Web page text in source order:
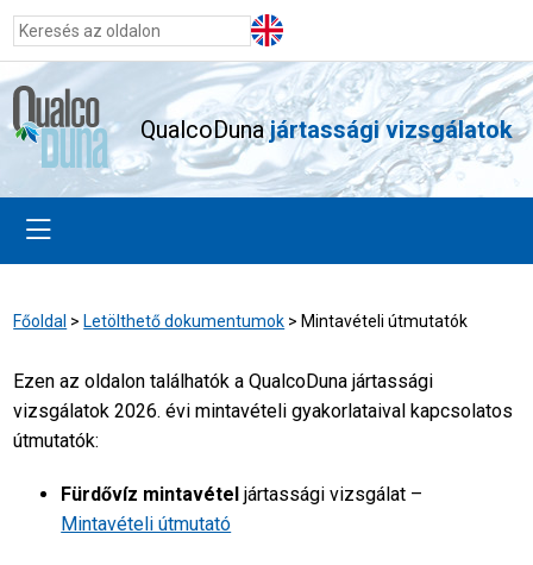
QualcoDunajártassági vizsgálatok
Főoldal > Letölthető dokumentumok > Mintavételi útmutatók
Ezen az oldalon találhatók a QualcoDuna jártassági
vizsgálatok 2026. évi mintavételi gyakorlataival kapcsolatos
útmutatók:
Fürdővíz mintavétel jártassági vizsgálat –
Mintavételi útmutató